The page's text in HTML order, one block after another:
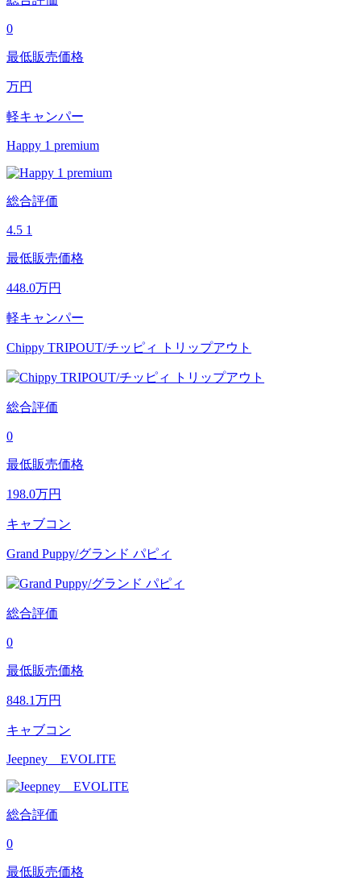
0
最低販売価格
万円
軽キャンパー
Happy 1 premium
総合評価
4.5 1
最低販売価格
448.0万円
軽キャンパー
Chippy TRIPOUT/チッピィ トリップアウト
総合評価
0
最低販売価格
198.0万円
キャブコン
Grand Puppy/グランド パピィ
総合評価
0
最低販売価格
848.1万円
キャブコン
Jeepney EVOLITE
総合評価
0
最低販売価格